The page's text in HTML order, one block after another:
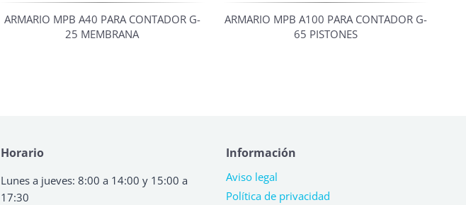
ARMARIO MPB A40 PARA CONTADOR G-
25 MEMBRANA
ARMARIO MPB A100 PARA CONTADOR G-
65 PISTONES
Horario
Lunes a jueves: 8:00 a 14:00 y 15:00 a
17:30
Información
Aviso legal
Política de privacidad